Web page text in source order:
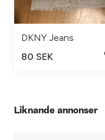
DKNY Jeans
80 SEK
Liknande annonser